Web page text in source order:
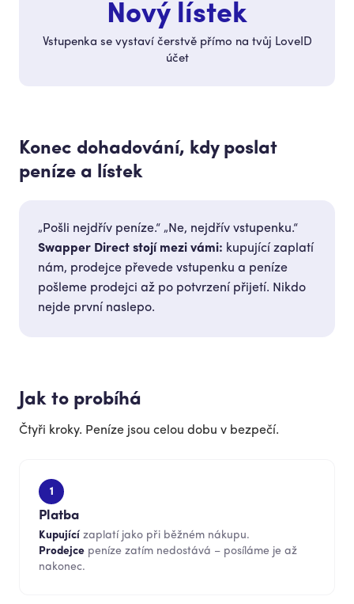
Nový lístek
Vstupenka se vystaví čerstvě přímo na tvůj LoveID
účet
Konec dohadování, kdy poslat
peníze a lístek
„Pošli nejdřív peníze.“ „Ne, nejdřív vstupenku.“
Swapper Direct stojí mezi vámi: kupující zaplatí
nám, prodejce převede vstupenku a peníze
pošleme prodejci až po potvrzení přijetí. Nikdo
nejde první naslepo.
Jak to probíhá
Čtyři kroky. Peníze jsou celou dobu v bezpečí.
1
Platba
Kupující zaplatí jako při běžném nákupu.
Prodejce peníze zatím nedostává – posíláme je až
nakonec.